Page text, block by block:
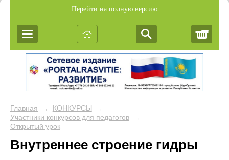
Перейти на полную версию
Главная → КОНКУРСЫ →
Участники конкурсов для педагогов →
Открытый урок
Внутреннее строение гидры